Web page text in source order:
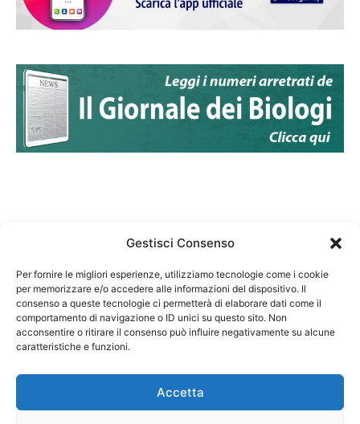
Gestisci Consenso
Per fornire le migliori esperienze, utilizziamo tecnologie come i cookie
per memorizzare e/o accedere alle informazioni del dispositivo. Il
consenso a queste tecnologie ci permetterà di elaborare dati come il
comportamento di navigazione o ID unici su questo sito. Non
acconsentire o ritirare il consenso può influire negativamente su alcune
caratteristiche e funzioni.
Accetta
Federazione Nazionale Degli Ordini dei Biologi:
codice fiscale 80069130583
Responsabile sito internet www.fnob.it: